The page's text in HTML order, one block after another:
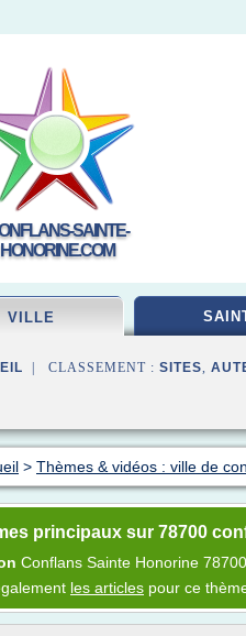
SAINTE-
HONORINE.COM
VILLE
| CLASSEMENT : SITES,
> Thèmes & vidéos : ville de
principaux sur 78700
Conflans Sainte Honorine 78700
les articles pour ce